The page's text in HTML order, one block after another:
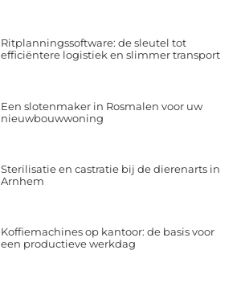
Ritplanningssoftware: de sleutel tot
efficiëntere logistiek en slimmer transport
Een slotenmaker in Rosmalen voor uw
nieuwbouwwoning
Sterilisatie en castratie bij de dierenarts in
Arnhem
Koffiemachines op kantoor: de basis voor
een productieve werkdag